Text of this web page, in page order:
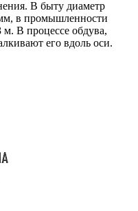
В быту диаметр
в промышленности
м. В процессе обдува,
его вдоль оси.